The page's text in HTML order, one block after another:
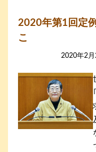
2020年第1回定
こ
2020年2月